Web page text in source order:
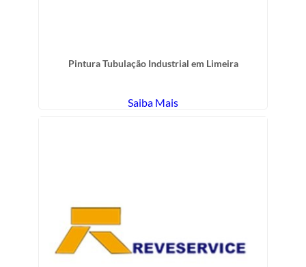
Pintura Tubulação Industrial em Limeira
Saiba Mais